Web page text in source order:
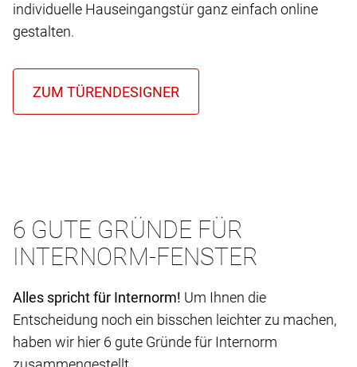
individuelle Hauseingangstür ganz einfach online
gestalten.
6 GUTE GRÜNDE FÜR
INTERNORM-FENSTER
Alles spricht für Internorm! Um Ihnen die
Entscheidung noch ein bisschen leichter zu machen,
haben wir hier 6 gute Gründe für Internorm